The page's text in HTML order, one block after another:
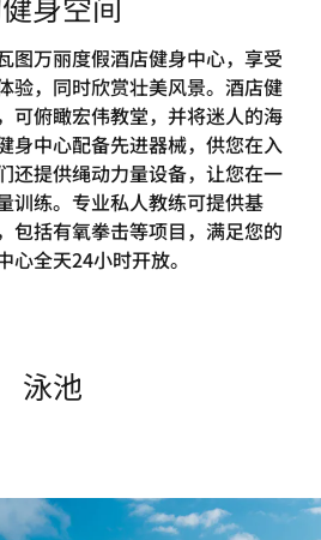
图万丽度假酒店健身中心，享受
验，同时欣赏壮美风景。酒店健
可俯瞰宏伟教堂，并将迷人的海
身中心配备先进器械，供您在入
还提供绳动力量设备，让您在一
训练。专业私人教练可提供基
包括有氧拳击等项目，满足您的
全天24小时开放。
泳池